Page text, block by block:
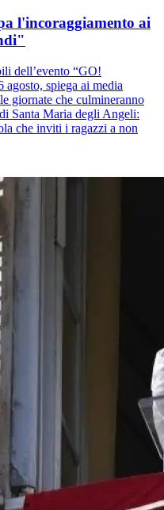
l'incoraggiamento ai
dell’evento “GO!
spiega ai media
giornate che culmineranno
Santa Maria degli Angeli:
che inviti i ragazzi a non